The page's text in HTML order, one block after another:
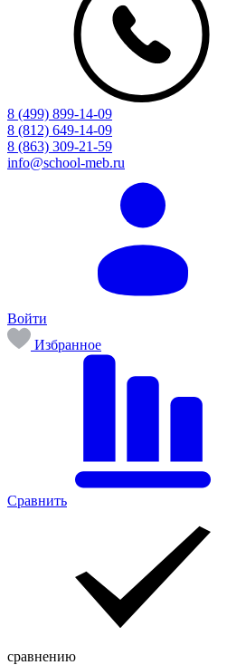
8 (499) 899-14-09
8 (812) 649-14-09
8 (863) 309-21-59
info@school-meb.ru
Войти
Избранное
Сравнить
сравнению